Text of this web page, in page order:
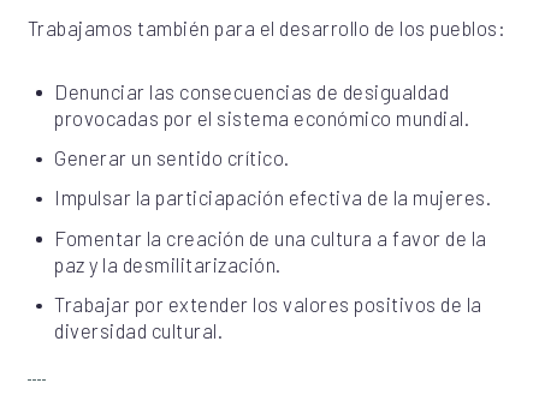
Trabajamos también para el desarrollo de los pueblos:
Denunciar las consecuencias de desigualdad
provocadas por el sistema económico mundial.
Generar un sentido crítico.
Impulsar la particiapación efectiva de la mujeres.
Fomentar la creación de una cultura a favor de la
paz y la desmilitarización.
Trabajar por extender los valores positivos de la
diversidad cultural.